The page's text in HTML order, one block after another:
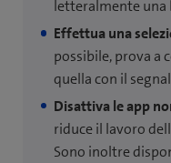
letteralmente una
Effettua una
possibile, prova a
quella con il
Disattiva le app
riduce il lavoro
Sono inoltre